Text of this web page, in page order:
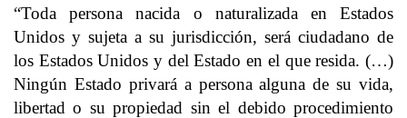
“Toda persona nacida o naturalizada en Estados
Unidos y sujeta a su jurisdicción, será ciudadano de
los Estados Unidos y del Estado en el que resida. (…)
Ningún Estado privará a persona alguna de su vida,
libertad o su propiedad sin el debido procedimiento